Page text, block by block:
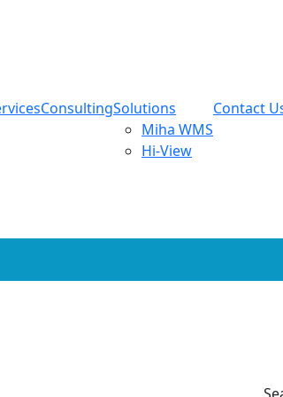
ConsultingSolutions
Miha WMS
Hi-View
Contact